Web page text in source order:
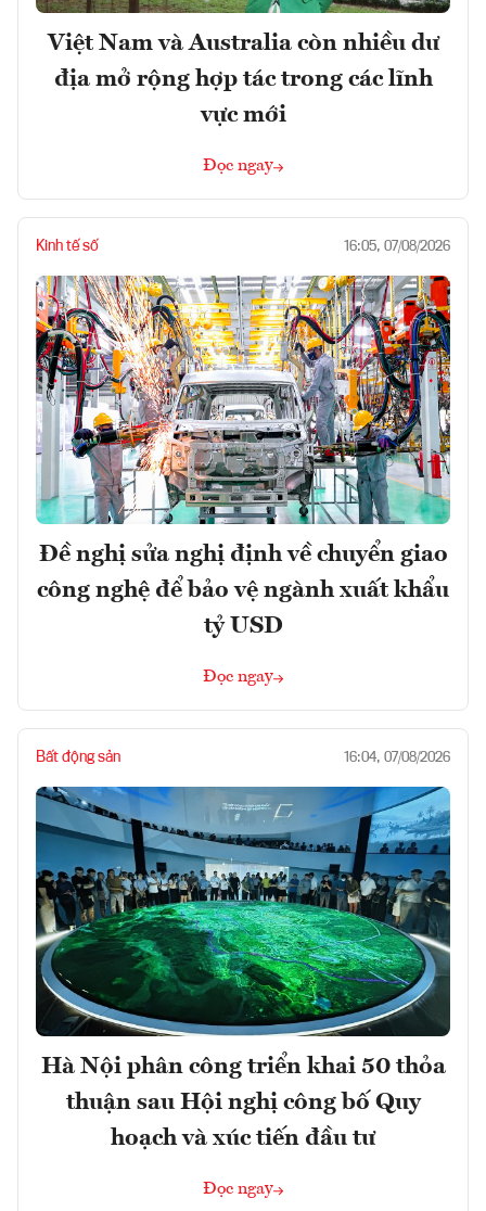
Việt Nam và Australia còn nhiều dư
địa mở rộng hợp tác trong các lĩnh
vực mới
Đọc ngay
Kinh tế số 16:05, 07/08/2026
Đề nghị sửa nghị định về chuyển giao
công nghệ để bảo vệ ngành xuất khẩu
tỷ USD
Đọc ngay
Bất động sản 16:04, 07/08/2026
Hà Nội phân công triển khai 50 thỏa
thuận sau Hội nghị công bố Quy
hoạch và xúc tiến đầu tư
Đọc ngay